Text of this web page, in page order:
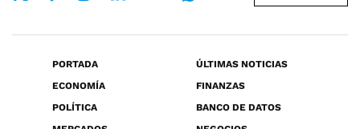
PORTADA
ÚLTIMAS NOTICIAS
ECONOMÍA
FINANZAS
POLÍTICA
BANCO DE DATOS